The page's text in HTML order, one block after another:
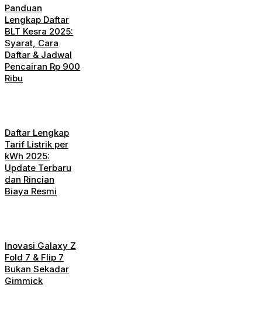
Panduan
Lengkap Daftar
BLT Kesra 2025:
Syarat, Cara
Daftar & Jadwal
Pencairan Rp 900
Ribu
Daftar Lengkap
Tarif Listrik per
kWh 2025:
Update Terbaru
dan Rincian
Biaya Resmi
Inovasi Galaxy Z
Fold 7 & Flip 7
Bukan Sekadar
Gimmick